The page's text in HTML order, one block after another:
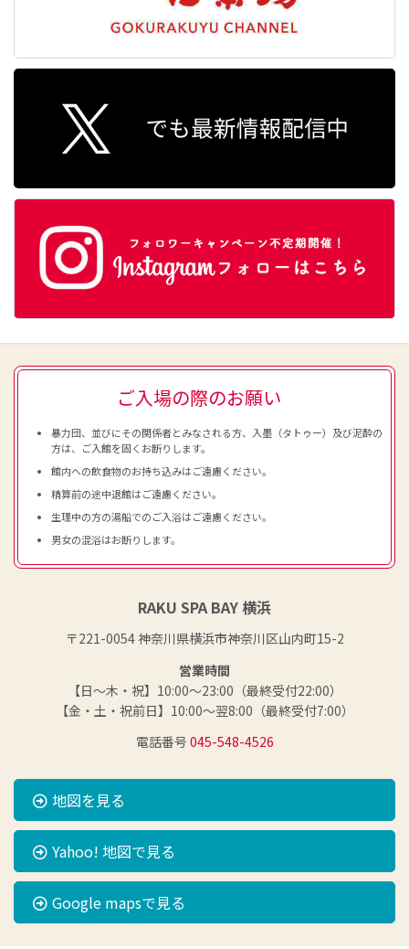
ご入場の際のお願い
暴力団、並びにその関係者とみなされる方、入墨（タトゥー）及び泥酔の
方は、ご入館を固くお断りします。
館内への飲食物のお持ち込みはご遠慮ください。
精算前の途中退館はご遠慮ください。
生理中の方の湯船でのご入浴はご遠慮ください。
男女の混浴はお断りします。
RAKU SPA BAY 横浜
〒221-0054 神奈川県横浜市神奈川区山内町15-2
営業時間
【日～木・祝】10:00～23:00（最終受付22:00）
【金・土・祝前日】10:00～翌8:00（最終受付7:00）
電話番号 045-548-4526
地図を見る
Yahoo! 地図で見る
Google mapsで見る